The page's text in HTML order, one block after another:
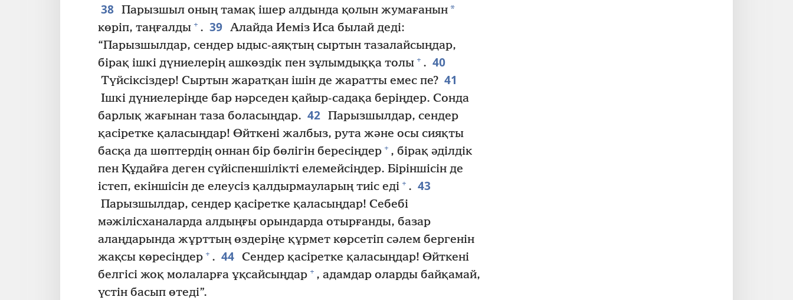
38 Парызшыл оның тамақ ішер алдында қолын жумағанын*
көріп, таңғалды + . 39 Алайда Иеміз Иса былай деді:
“Парызшылдар, сендер ыдыс-аяқтың сыртын тазалайсыңдар,
бірақ ішкі дүниелерің ашкөздік пен зұлымдыққа толы + . 40
Түйсіксіздер! Сыртын жаратқан ішін де жаратты емес пе? 41
Ішкі дүниелеріңде бар нәрседен қайыр-садақа беріңдер. Сонда
барлық жағынан таза боласыңдар. 42 Парызшылдар, сендер
қасіретке қаласыңдар! Өйткені жалбыз, рута және осы сияқты
басқа да шөптердің оннан бір бөлігін бересіңдер + , бірақ әділдік
пен Құдайға деген сүйіспеншілікті елемейсіңдер. Біріншісін де
істеп, екіншісін де елеусіз қалдырмауларың тиіс еді + . 43
Парызшылдар, сендер қасіретке қаласыңдар! Себебі
мәжілісханаларда алдыңғы орындарда отырғанды, базар
алаңдарында жұрттың өздеріңе құрмет көрсетіп сәлем бергенін
жақсы көресіңдер + . 44 Сендер қасіретке қаласыңдар! Өйткені
белгісі жоқ молаларға ұқсайсыңдар + , адамдар оларды байқамай,
үстін басып өтеді”.